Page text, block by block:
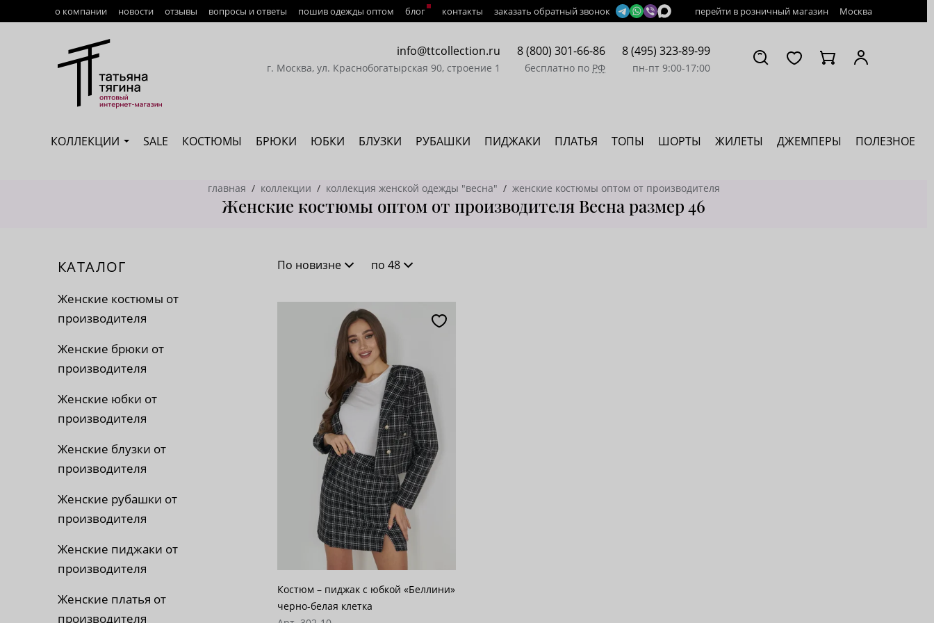
о компании
Доставка
Возврат
новости отзывы вопросы и ответы пошив одежды оптом блог контакты заказать обратный звонок перейти в розничный магазин Москва
info@ttcollection.ru
г. Москва, ул. Краснобогатырская 90, строение 1
8 (800) 301-66-86
бесплатно по РФ
8 (495) 323-89-99
пн-пт 9:00-17:00
КОЛЛЕКЦИИ SALE КОСТЮМЫ БРЮКИ ЮБКИ БЛУЗКИ РУБАШКИ ПИДЖАКИ ПЛАТЬЯ ТОПЫ ШОРТЫ ЖИЛЕТЫ ДЖЕМПЕРЫ ПОЛЕЗНОЕ
главная коллекции коллекция женской одежды "весна" женские костюмы оптом от производителя
Женские костюмы оптом от производителя Весна размер 46
КАТАЛОГ
Женские костюмы от
производителя
Женские брюки от
производителя
Женские юбки от
производителя
Женские блузки от
производителя
Женские рубашки от
производителя
Женские пиджаки от
производителя
Женские платья от
производителя
По новизне
По популярности
По возрастанию цены
По убыванию цены
по 48
62
100
Костюм – пиджак с юбкой «Беллини»
черно-белая клетка